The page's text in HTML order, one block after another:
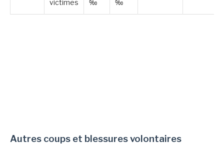
victimes ‰ ‰
Autres coups et blessures volontaires